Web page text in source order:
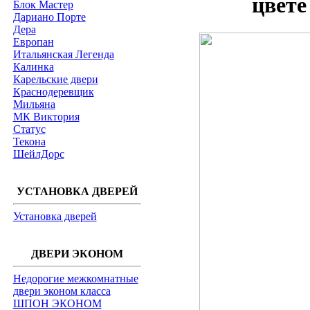
Блок Мастер
Дариано Порте
Дера
Европан
Итальянская Легенда
Калинка
Карельские двери
Краснодеревщик
Мильяна
МК Виктория
Статус
Текона
ШейлДорс
УСТАНОВКА ДВЕРЕЙ
Установка дверей
ДВЕРИ ЭКОНОМ
Недорогие межкомнатные
двери эконом класса
ШПОН ЭКОНОМ